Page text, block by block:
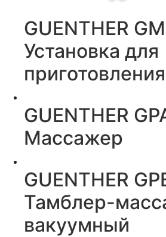
GUENTHER
Установка для
GUENTHER
Массажер
GUENTHER
Тамблер-
вакуумный